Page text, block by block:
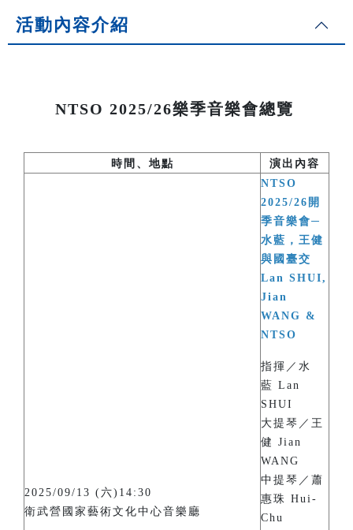
活動內容介紹
NTSO 2025/26樂季音樂會總覽
時間、地點 演出內容
2025/09/13 (六)14:30
衛武營國家藝術文化中心音樂廳
NTSO
2025/26開
季音樂會─
水藍，王健
與國臺交
Lan SHUI,
Jian
WANG &
NTSO
指揮／水
藍 Lan
SHUI
大提琴／王
健 Jian
WANG
中提琴／蕭
惠珠 Hui-
Chu